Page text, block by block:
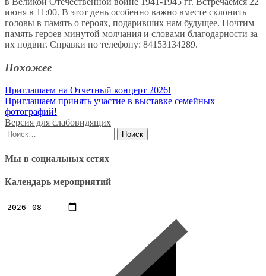
июня в 11:00. В этот день особенно важно вместе склонить
головы в память о героях, подаривших нам будущее. Почтим
память героев минутой молчания и словами благодарности за
их подвиг. Справки по телефону: 84153134289.
Похожее
Навигация
по
записям
Приглашаем на Отчетный концерт 2026!
Приглашаем принять участие в выставке семейных
фотографий!
Версия для слабовидящих
Найти:
Мы в социальных сетях
Календарь мероприятий